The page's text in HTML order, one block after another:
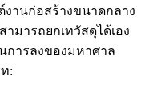
งานก่อสร้างขนาดกลาง
มารถยกเทวัสดุได้เอง
นการลงของมหาศาล
: